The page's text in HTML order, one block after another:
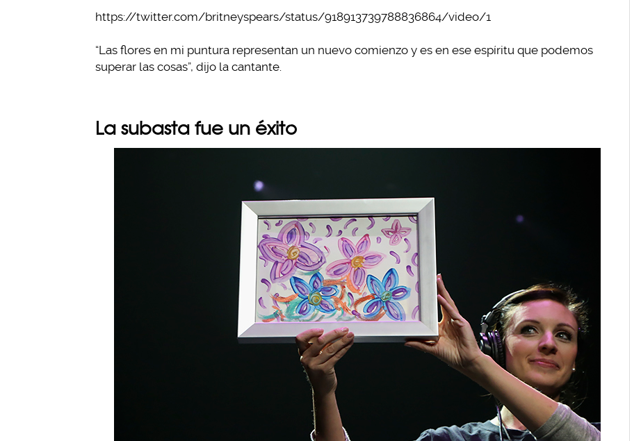
https://twitter.com/britneyspears/status/918913739788836864/video/1
“Las flores en mi puntura representan un nuevo comienzo y es en ese espíritu que podemos
superar las cosas”, dijo la cantante.
La subasta fue un éxito